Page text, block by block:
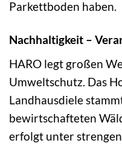
Parkettboden haben.
Nachhaltigkeit –
HARO legt großen
Umweltschutz. Das
Landhausdiele
bewirtschafteten
erfolgt unter